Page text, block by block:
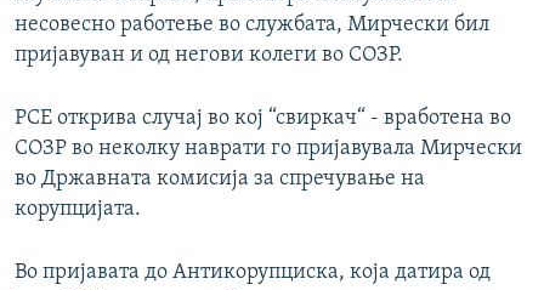
несовесно работење во службата, Мирчески бил
пријавуван и од негови колеги во СОЗР.
РСЕ открива случај во кој “свиркач“ - вработена во
СОЗР во неколку наврати го пријавувала Мирчески
во Државната комисија за спречување на
корупцијата.
Во пријавата до Антикорупциска, која датира од